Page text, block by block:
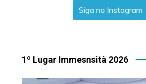
Siga no Instagram
1º Lugar Immesnsità 2026